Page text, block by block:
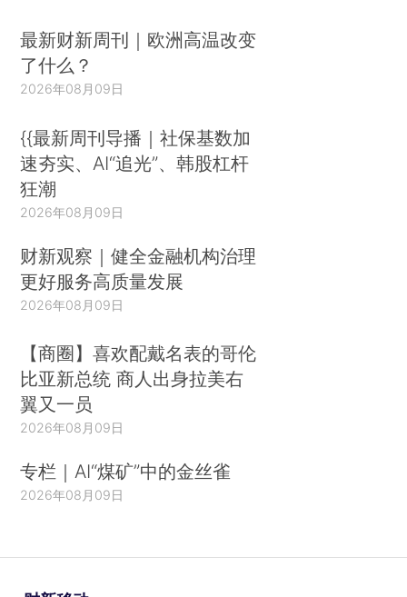
最新财新周刊｜欧洲高温改变
了什么？
2026年08月09日
{{最新周刊导播｜社保基数加
速夯实、AI“追光”、韩股杠杆
狂潮
2026年08月09日
财新观察｜健全金融机构治理
更好服务高质量发展
2026年08月09日
【商圈】喜欢配戴名表的哥伦
比亚新总统 商人出身拉美右
翼又一员
2026年08月09日
专栏｜AI“煤矿”中的金丝雀
2026年08月09日